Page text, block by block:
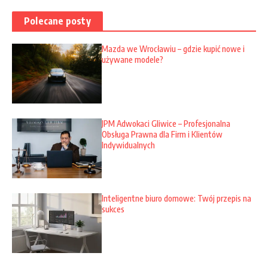
Polecane posty
Mazda we Wrocławiu – gdzie kupić nowe i
używane modele?
JPM Adwokaci Gliwice – Profesjonalna
Obsługa Prawna dla Firm i Klientów
Indywidualnych
Inteligentne biuro domowe: Twój przepis na
sukces